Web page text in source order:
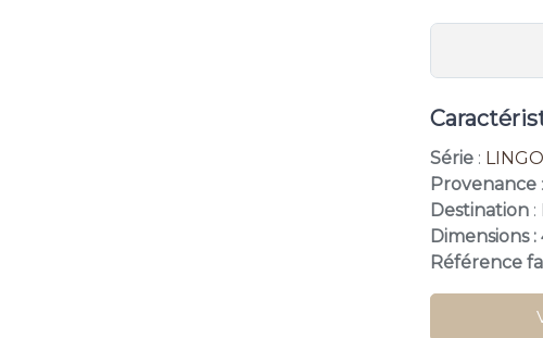
Série :
Provenance
Destination :
Dimensions
Référence